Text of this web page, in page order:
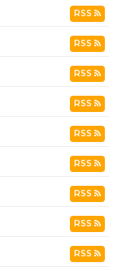
RSS
RSS
RSS
RSS
RSS
RSS
RSS
RSS
RSS